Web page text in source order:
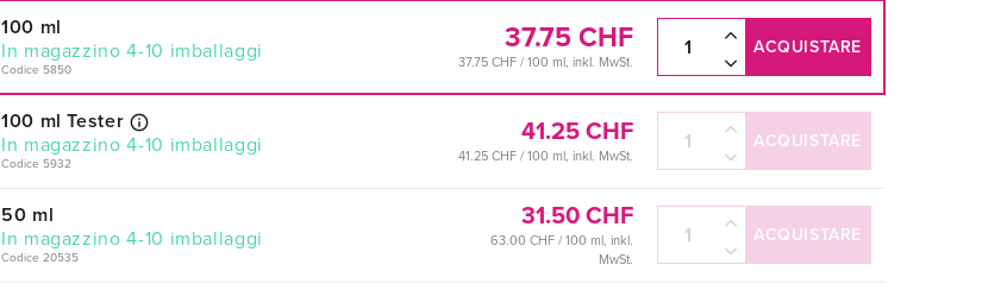
100 ml
In magazzino 4-10 imballaggi
Codice 5850
37.75 CHF
37.75 CHF / 100 ml, inkl. MwSt.
ACQUISTARE
100 ml Tester
In magazzino 4-10 imballaggi
Codice 5932
41.25 CHF
41.25 CHF / 100 ml, inkl. MwSt.
ACQUISTARE
50 ml
In magazzino 4-10 imballaggi
Codice 20535
31.50 CHF
63.00 CHF / 100 ml, inkl.
MwSt.
ACQUISTARE